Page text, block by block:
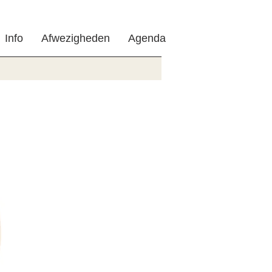
Info Afwezigheden Agenda